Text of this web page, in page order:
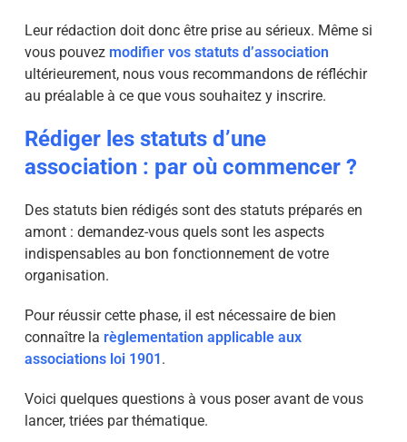
Leur rédaction doit donc être prise au sérieux. Même si
vous pouvez modifier vos statuts d’association
ultérieurement, nous vous recommandons de réfléchir
au préalable à ce que vous souhaitez y inscrire.
Rédiger les statuts d’une
association : par où commencer ?
Des statuts bien rédigés sont des statuts préparés en
amont : demandez-vous quels sont les aspects
indispensables au bon fonctionnement de votre
organisation.
Pour réussir cette phase, il est nécessaire de bien
connaître la règlementation applicable aux
associations loi 1901.
Voici quelques questions à vous poser avant de vous
lancer, triées par thématique.